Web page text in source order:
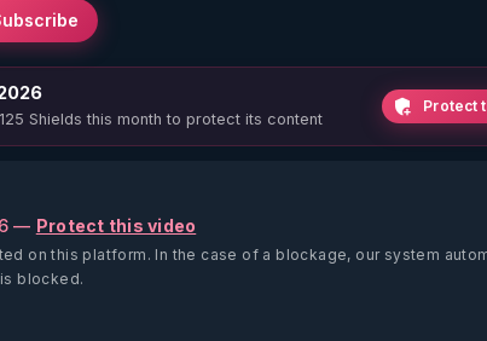
Shields this month to protect its content
Protect
— Protect this video
on this platform. In the case of a blockage, our system
blocked.